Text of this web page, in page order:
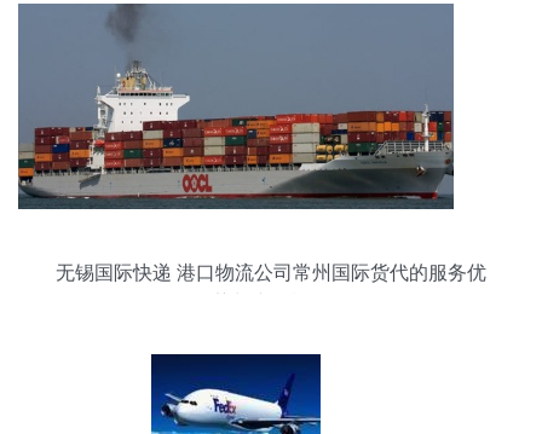
无锡国际快递 港口物流公司常州国际货代的服务优